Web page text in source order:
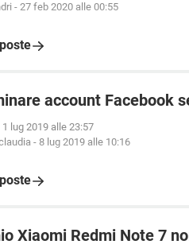
- 27 feb 2020 alle 00:55
account Facebook
1 lug 2019 alle 23:57
- 8 lug 2019 alle 10:16
Xiaomi Redmi Note 7